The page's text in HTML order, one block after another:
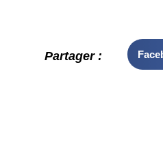
Partager :